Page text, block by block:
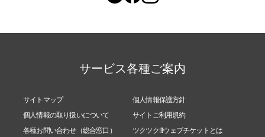
サービス各種ご案内
サイトマップ
個人情報保護方針
個人情報の取り扱いについて
サイトご利用規約
各種お問い合わせ（総合窓口）
ツクツク!!!ウェブチケットとは